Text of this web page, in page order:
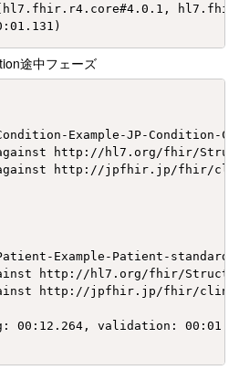
途中フェーズ
Example-JP-Condition-
against http://hl7.org/
against http://jpfhir.jp/fhir/
Example-Patient-
http://hl7.org/fhir/
http://jpfhir.jp/fhir/
00:12.264, validation: